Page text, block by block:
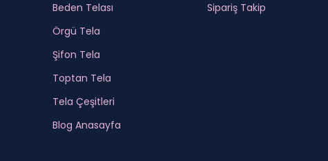
Beden Telası
Örgü Tela
Şifon Tela
Toptan Tela
Tela Çeşitleri
Blog Anasayfa
Sipariş Takip